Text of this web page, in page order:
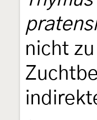
nicht